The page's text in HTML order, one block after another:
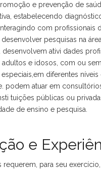
e prevenção de
estabelecendo
com profissionais
pesquisas na área
ativi dades
adultos e idosos, com ou sem
diferentes níveis
podem atuar em
tuições públicas ou
de ensino e pesquisa.
e
requerem, para seu